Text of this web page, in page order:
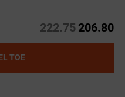
222.75 206.80
TOE